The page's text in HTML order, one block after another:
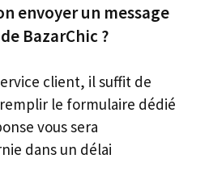
envoyer un message
BazarChic ?
client, il suffit de
le formulaire dédié
vous sera
dans un délai